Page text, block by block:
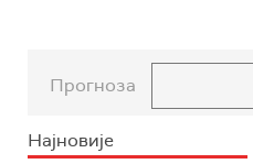
Прогноза
Најновије